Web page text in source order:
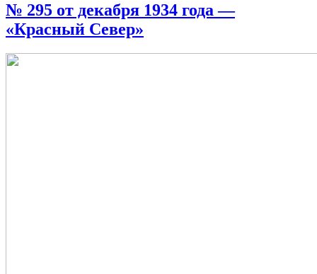
№ 295 от декабря 1934 года —
«Красный Север»